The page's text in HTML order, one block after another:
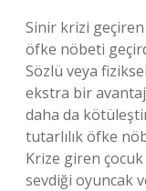
Sinir krizi geçiren
öfke nöbeti
Sözlü veya
ekstra bir
daha da
tutarlılık öfke
Krize giren
sevdiği oyuncak